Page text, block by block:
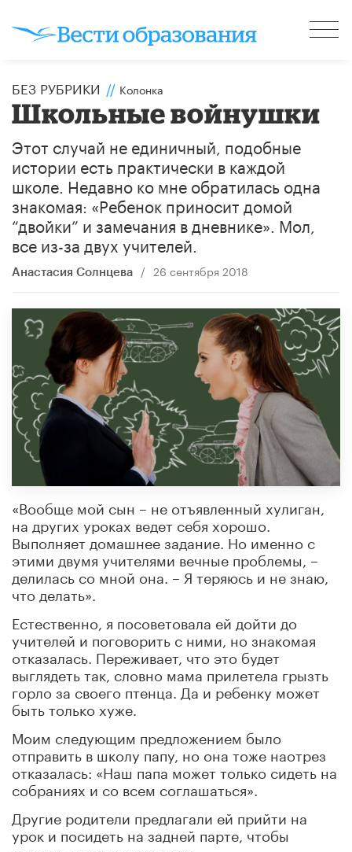
БЕЗ РУБРИКИ // Колонка
Школьные войнушки
Этот случай не единичный, подобные
истории есть практически в каждой
школе. Недавно ко мне обратилась одна
знакомая: «Ребенок приносит домой
“двойки” и замечания в дневнике». Мол,
все из-за двух учителей.
Анастасия Солнцева / 26 сентября 2018
«Вообще мой сын – не отъявленный хулиган,
на других уроках ведет себя хорошо.
Выполняет домашнее задание. Но именно с
этими двумя учителями вечные проблемы, –
делилась со мной она. – Я теряюсь и не знаю,
что делать».
Естественно, я посоветовала ей дойти до
учителей и поговорить с ними, но знакомая
отказалась. Переживает, что это будет
выглядеть так, словно мама прилетела грызть
горло за своего птенца. Да и ребенку может
быть только хуже.
Моим следующим предложением было
отправить в школу папу, но она тоже наотрез
отказалась: «Наш папа может только сидеть на
собраниях и со всем соглашаться».
Другие родители предлагали ей прийти на
урок и посидеть на задней парте, чтобы